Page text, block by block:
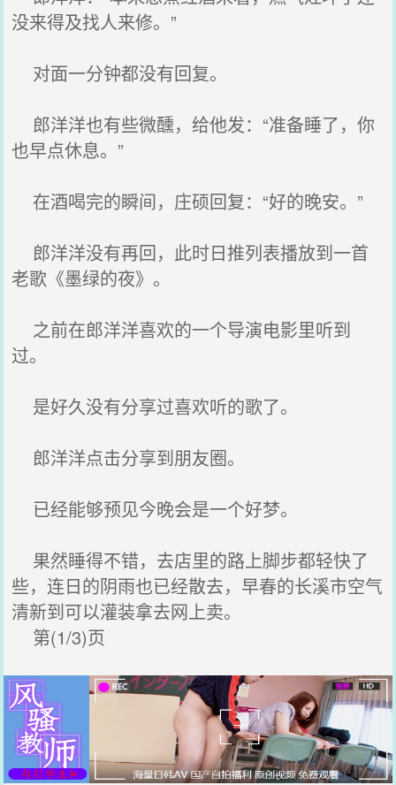
没来得及找人来修。”
对面一分钟都没有回复。
郎洋洋也有些微醺，给他发：“准备睡了，你
也早点休息。”
在酒喝完的瞬间，庄硕回复：“好的晚安。”
郎洋洋没有再回，此时日推列表播放到一首
老歌《墨绿的夜》。
之前在郎洋洋喜欢的一个导演电影里听到
过。
是好久没有分享过喜欢听的歌了。
郎洋洋点击分享到朋友圈。
已经能够预见今晚会是一个好梦。
果然睡得不错，去店里的路上脚步都轻快了
些，连日的阴雨也已经散去，早春的长溪市空气
清新到可以灌装拿去网上卖。
第(1/3)页